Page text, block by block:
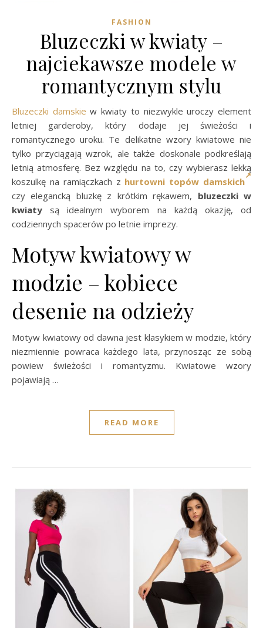
FASHION
Bluzeczki w kwiaty –
najciekawsze modele w
romantycznym stylu
Bluzeczki damskie w kwiaty to niezwykle uroczy element
letniej garderoby, który dodaje jej świeżości i
romantycznego uroku. Te delikatne wzory kwiatowe nie
tylko przyciągają wzrok, ale także doskonale podkreślają
letnią atmosferę. Bez względu na to, czy wybierasz lekką
koszulkę na ramiączkach z hurtowni topów damskich
czy elegancką bluzkę z krótkim rękawem, bluzeczki w
kwiaty są idealnym wyborem na każdą okazję, od
codziennych spacerów po letnie imprezy.
Motyw kwiatowy w
modzie – kobiece
desenie na odzieży
Motyw kwiatowy od dawna jest klasykiem w modzie, który
niezmiennie powraca każdego lata, przynosząc ze sobą
powiew świeżości i romantyzmu. Kwiatowe wzory
pojawiają …
READ MORE